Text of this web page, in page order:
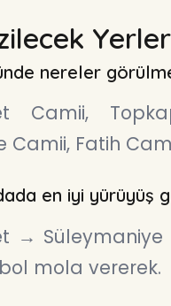
nereler
Camii,
Camii, Fatih
en iyi yürüyüş
→
mola vererek.